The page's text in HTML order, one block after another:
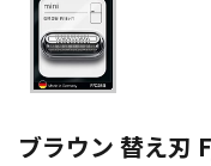
ブラウン 替え刃